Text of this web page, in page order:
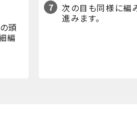
頭
編
7
次の目も同様に編
進みます。